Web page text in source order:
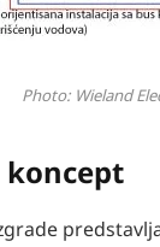
Photo: Wieland